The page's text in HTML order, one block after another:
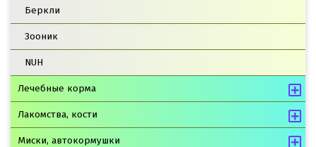
Беркли
Зооник
NUH
Лечебные корма
Лакомства, кости
Миски, автокормушки